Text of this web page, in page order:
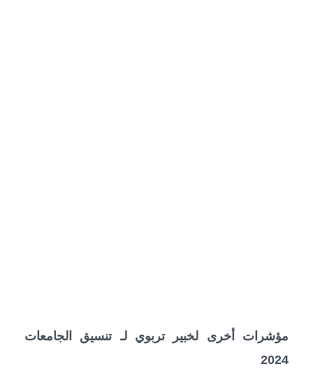
مؤشرات أخرى لخبير تربوي لـ تنسيق الجامعات
2024